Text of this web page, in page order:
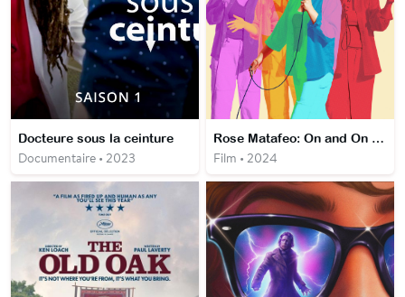
Docteure sous la ceinture
Documentaire • 2023
Rose Matafeo: On and On and On
Film • 2024